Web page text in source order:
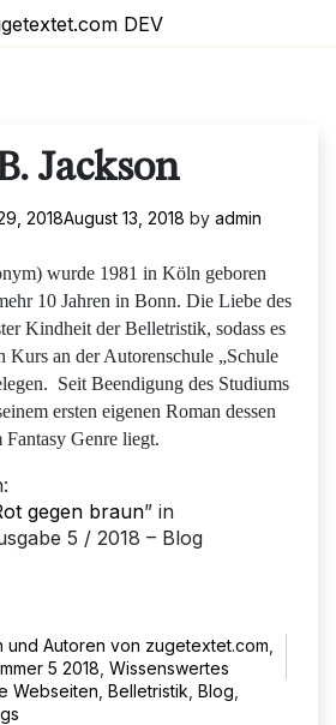
Jackson
2018August 13, 2018 by admin
wurde 1981 in Köln geboren
10 Jahren in Bonn. Die Liebe des
Kindheit der Belletristik, sodass es
Kurs an der Autorenschule „Schule
Seit Beendigung des Studiums
ersten eigenen Roman dessen
Genre liegt.
gegen braun” in
5 / 2018 – Blog
und Autoren von zugetextet.com
5 2018 Wissenswertes
Webseiten Belletristik Blog